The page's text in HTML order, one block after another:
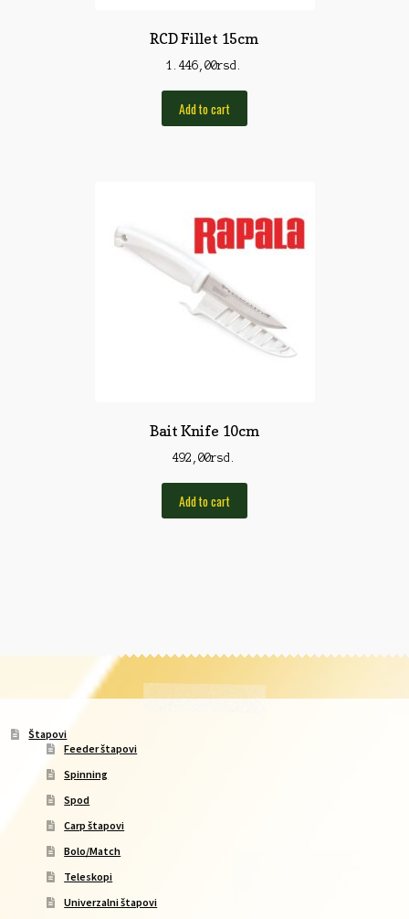
RCD Fillet 15cm
1.446,00rsd.
Add to cart
Bait Knife 10cm
492,00rsd.
Add to cart
Štapovi
Feeder štapovi
Spinning
Spod
Carp štapovi
Bolo/Match
Teleskopi
Univerzalni štapovi